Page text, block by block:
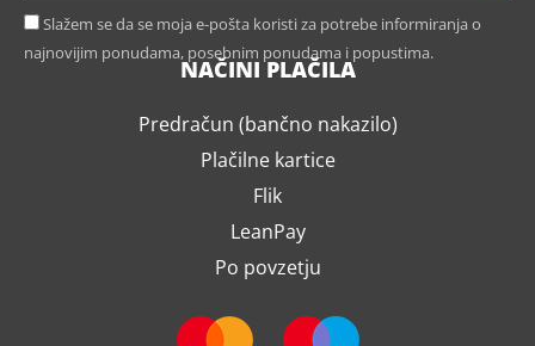
Slažem se da se moja e-pošta koristi za potrebe informiranja o
najnovijim ponudama, posebnim ponudama i popustima.
NAČINI PLAČILA
Predračun (bančno nakazilo)
Plačilne kartice
Flik
LeanPay
Po povzetju